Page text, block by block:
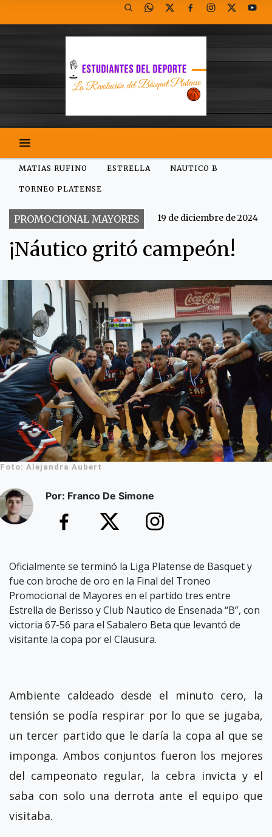
MATIAS RUFINO ESTRELLA NAUTICO B
TORNEO PLATENSE
PROMOCIONAL MAYORES 19 de diciembre de 2024
¡Náutico gritó campeón!
Foto: Alejandra Aubert
Por: Franco De Simone
Oficialmente se terminó la Liga Platense de Basquet y
fue con broche de oro en la Final del Troneo
Promocional de Mayores en el partido tres entre
Estrella de Berisso y Club Nautico de Ensenada “B”, con
victoria 67-56 para el Sabalero Beta que levantó de
visitante la copa por el Clausura.
Ambiente caldeado desde el minuto cero, la
tensión se podía respirar por lo que se jugaba,
un tercer partido que le daría la copa al que se
imponga. Ambos conjuntos fueron los mejores
del campeonato regular, la cebra invicta y el
saba con solo una derrota ante el equipo que
visitaba.